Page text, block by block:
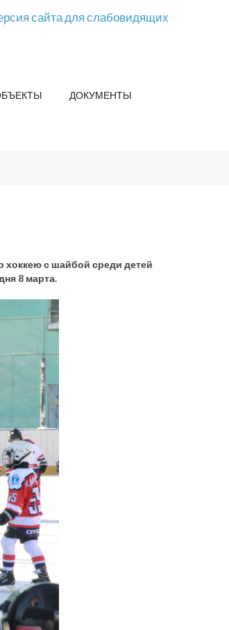
сайта для слабовидящих
ДОКУМЕНТЫ
хоккею с шайбой среди детей
8 марта.